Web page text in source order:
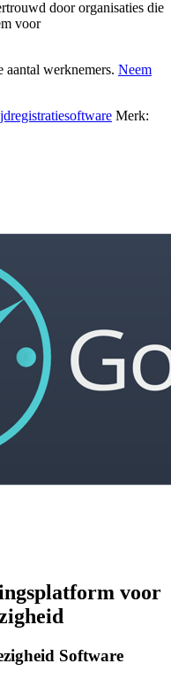
door organisaties die
voor
aantal werknemers. Neem
Merk:
voor
Software